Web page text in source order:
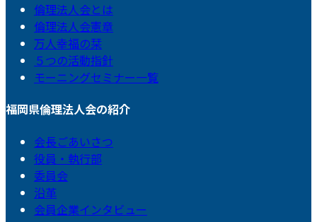
倫理法人会とは
倫理法人会憲章
万人幸福の栞
５つの活動指針
モーニングセミナー一覧
福岡県倫理法人会の紹介
会長ごあいさつ
役員・執行部
委員会
沿革
会員企業インタビュー